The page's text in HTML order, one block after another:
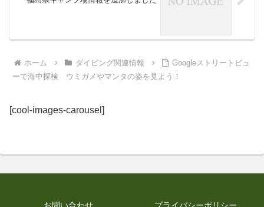
ホーム ダイビング関連情報
Googleストリートビュ
ーで海中探検 ウミガメやマンタの姿を見よう！
[cool-images-carousel]